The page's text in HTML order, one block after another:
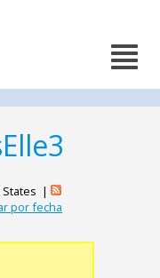
States |
por fecha